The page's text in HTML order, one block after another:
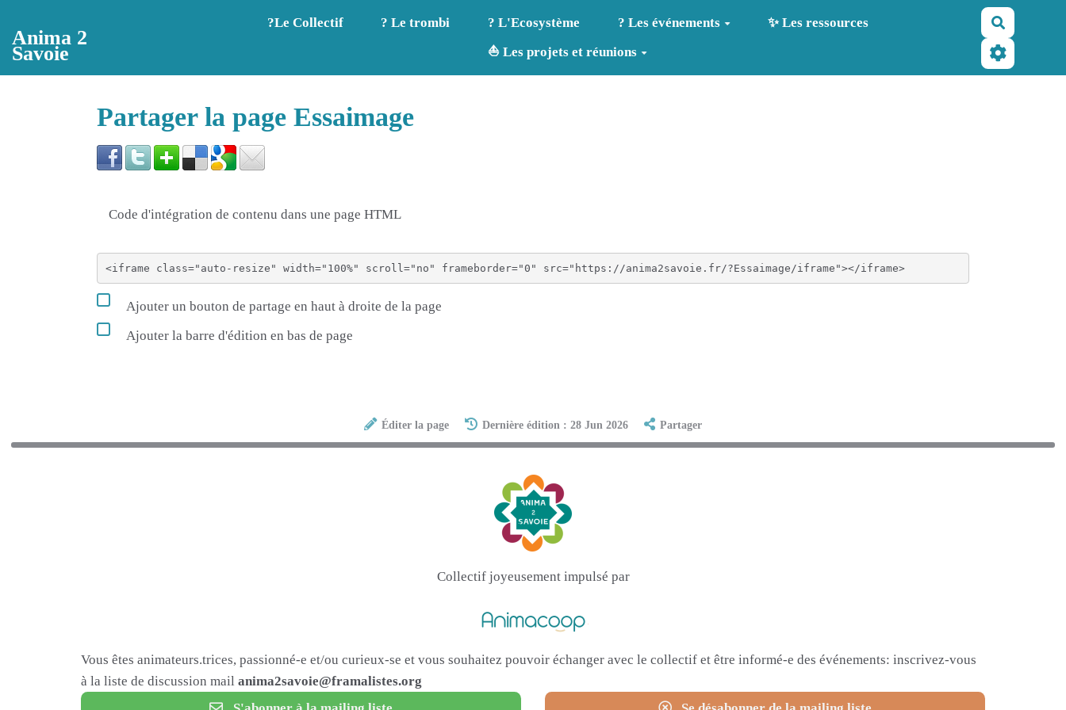
Anima 2
Savoie
?️Le Collectif ? Le trombi ? L'Ecosystème ? Les événements
✨ Les ressources
⛵ Les projets et réunions
Partager la page Essaimage
Code d'intégration de contenu dans une page HTML
<iframe class="auto-resize" width="100%" scroll="no" frameborder="0" src="https://anima2savoie.fr/?Essaimage/iframe"></iframe>
Ajouter un bouton de partage en haut à droite de la page
Ajouter la barre d'édition en bas de page
Éditer la page Dernière édition : 28 Jun 2026 Partager
Collectif joyeusement impulsé par
Vous êtes animateurs.trices, passionné-e et/ou curieux-se et vous souhaitez pouvoir échanger avec le collectif et être informé-e des événements: inscrivez-vous
à la liste de discussion mail anima2savoie@framalistes.org